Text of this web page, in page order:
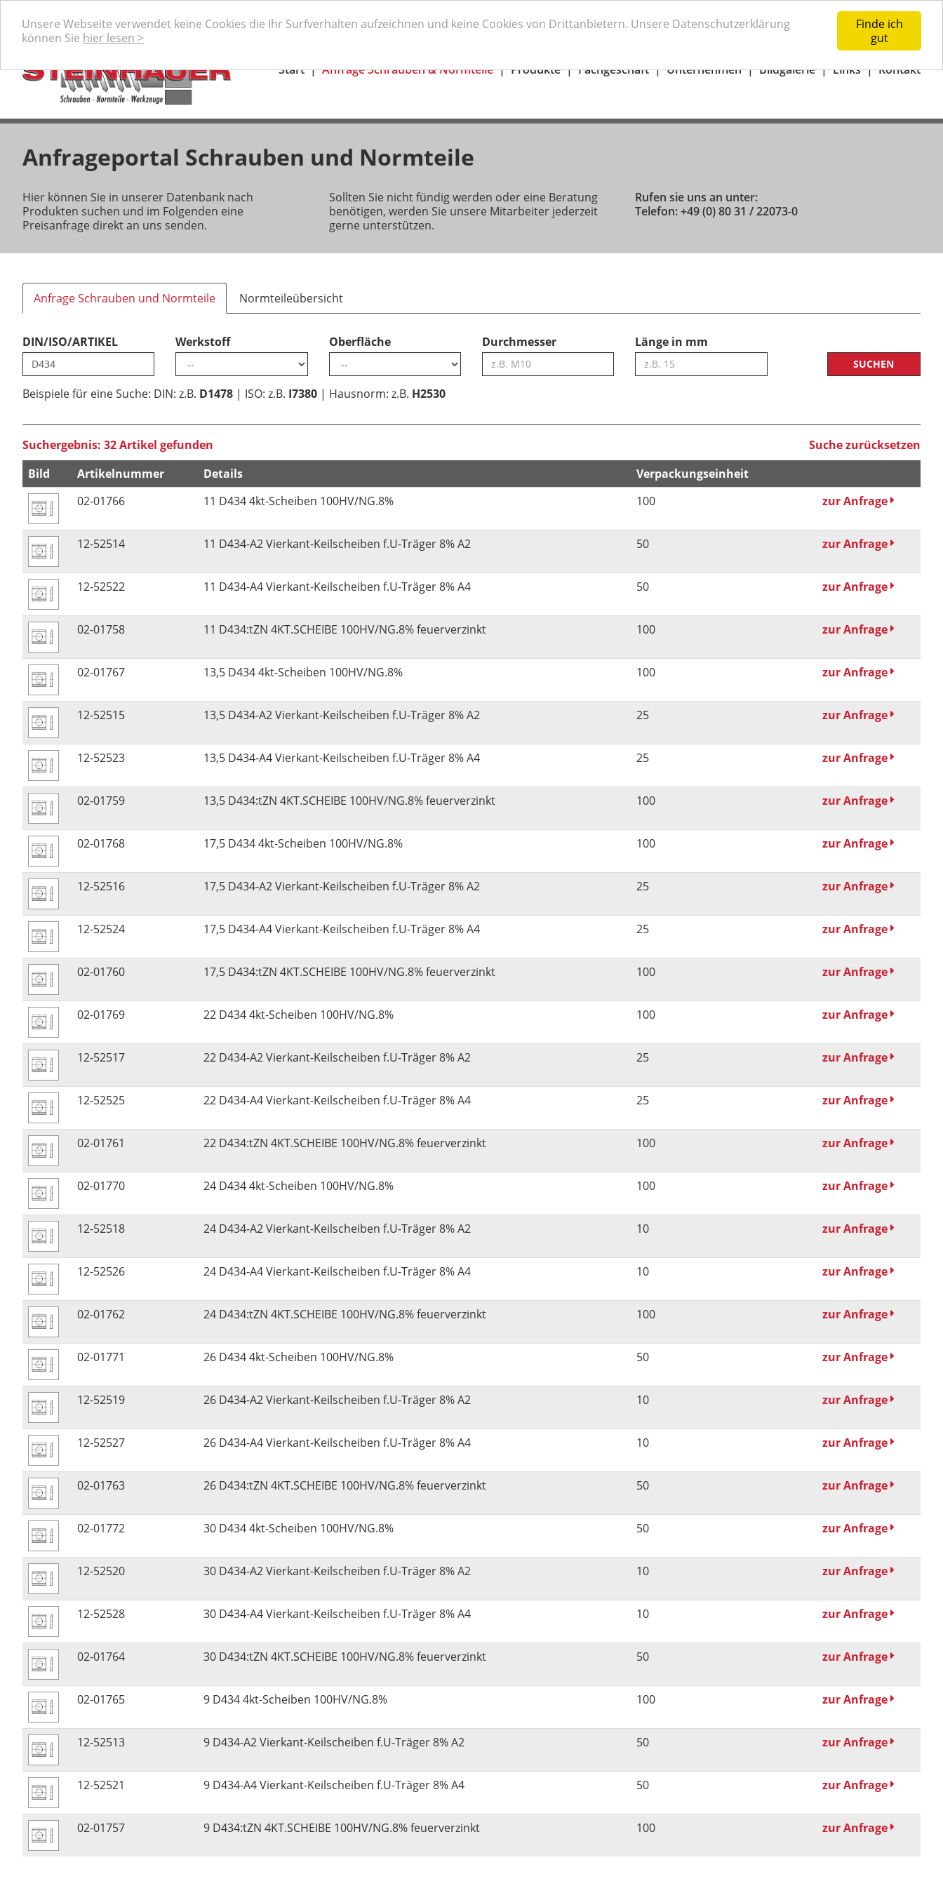
Finde ich
gut
Unsere Webseite verwendet keine Cookies die Ihr Surfverhalten aufzeichnen und keine Cookies von Drittanbietern. Unsere Datenschutzerklärung
können Sie hier lesen >
Anfrage-Warenkorb
Start Anfrage Schrauben & Normteile Produkte Fachgeschäft Unternehmen Bildgalerie Links Kontakt
Anfrageportal Schrauben und Normteile
Hier können Sie in unserer Datenbank nach
Produkten suchen und im Folgenden eine
Preisanfrage direkt an uns senden.
Sollten Sie nicht fündig werden oder eine Beratung
benötigen, werden Sie unsere Mitarbeiter jederzeit
gerne unterstützen.
Rufen sie uns an unter:
Telefon: +49 (0) 80 31 / 22073-0
Anfrage Schrauben und Normteile Normteileübersicht
DIN/ISO/ARTIKEL Werkstoff Oberfläche Durchmesser Länge in mm
Beispiele für eine Suche: DIN: z.B. D1478 | ISO: z.B. I7380 | Hausnorm: z.B. H2530
Suchergebnis: 32 Artikel gefunden
Suche zurücksetzen
Bild
Artikelnummer Details
Verpackungseinheit
02-01766
11 D434 4kt-Scheiben 100HV/NG.8% 100 zur Anfrage
12-52514 11 D434-A2 Vierkant-Keilscheiben f.U-Träger 8% A2 50 zur Anfrage
12-52522 11 D434-A4 Vierkant-Keilscheiben f.U-Träger 8% A4 50 zur Anfrage
02-01758 11 D434:tZN 4KT.SCHEIBE 100HV/NG.8% feuerverzinkt 100 zur Anfrage
02-01767 13,5 D434 4kt-Scheiben 100HV/NG.8% 100 zur Anfrage
12-52515 13,5 D434-A2 Vierkant-Keilscheiben f.U-Träger 8% A2 25 zur Anfrage
12-52523 13,5 D434-A4 Vierkant-Keilscheiben f.U-Träger 8% A4 25 zur Anfrage
02-01759 13,5 D434:tZN 4KT.SCHEIBE 100HV/NG.8% feuerverzinkt 100 zur Anfrage
02-01768 17,5 D434 4kt-Scheiben 100HV/NG.8% 100 zur Anfrage
12-52516 17,5 D434-A2 Vierkant-Keilscheiben f.U-Träger 8% A2 25 zur Anfrage
12-52524 17,5 D434-A4 Vierkant-Keilscheiben f.U-Träger 8% A4 25 zur Anfrage
02-01760 17,5 D434:tZN 4KT.SCHEIBE 100HV/NG.8% feuerverzinkt 100 zur Anfrage
02-01769 22 D434 4kt-Scheiben 100HV/NG.8% 100 zur Anfrage
12-52517 22 D434-A2 Vierkant-Keilscheiben f.U-Träger 8% A2 25 zur Anfrage
12-52525 22 D434-A4 Vierkant-Keilscheiben f.U-Träger 8% A4 25 zur Anfrage
02-01761 22 D434:tZN 4KT.SCHEIBE 100HV/NG.8% feuerverzinkt 100 zur Anfrage
02-01770 24 D434 4kt-Scheiben 100HV/NG.8% 100 zur Anfrage
12-52518 24 D434-A2 Vierkant-Keilscheiben f.U-Träger 8% A2 10 zur Anfrage
12-52526 24 D434-A4 Vierkant-Keilscheiben f.U-Träger 8% A4 10 zur Anfrage
02-01762 24 D434:tZN 4KT.SCHEIBE 100HV/NG.8% feuerverzinkt 100 zur Anfrage
02-01771 26 D434 4kt-Scheiben 100HV/NG.8% 50 zur Anfrage
12-52519 26 D434-A2 Vierkant-Keilscheiben f.U-Träger 8% A2 10 zur Anfrage
12-52527 26 D434-A4 Vierkant-Keilscheiben f.U-Träger 8% A4 10 zur Anfrage
02-01763 26 D434:tZN 4KT.SCHEIBE 100HV/NG.8% feuerverzinkt 50 zur Anfrage
02-01772 30 D434 4kt-Scheiben 100HV/NG.8% 50 zur Anfrage
12-52520 30 D434-A2 Vierkant-Keilscheiben f.U-Träger 8% A2 10 zur Anfrage
12-52528 30 D434-A4 Vierkant-Keilscheiben f.U-Träger 8% A4 10 zur Anfrage
02-01764 30 D434:tZN 4KT.SCHEIBE 100HV/NG.8% feuerverzinkt 50 zur Anfrage
02-01765 9 D434 4kt-Scheiben 100HV/NG.8% 100 zur Anfrage
12-52513 9 D434-A2 Vierkant-Keilscheiben f.U-Träger 8% A2 50 zur Anfrage
12-52521 9 D434-A4 Vierkant-Keilscheiben f.U-Träger 8% A4 50 zur Anfrage
02-01757 9 D434:tZN 4KT.SCHEIBE 100HV/NG.8% feuerverzinkt 100 zur Anfrage